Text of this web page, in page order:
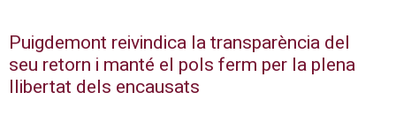
Puigdemont reivindica la transparència del
seu retorn i manté el pols ferm per la plena
llibertat dels encausats